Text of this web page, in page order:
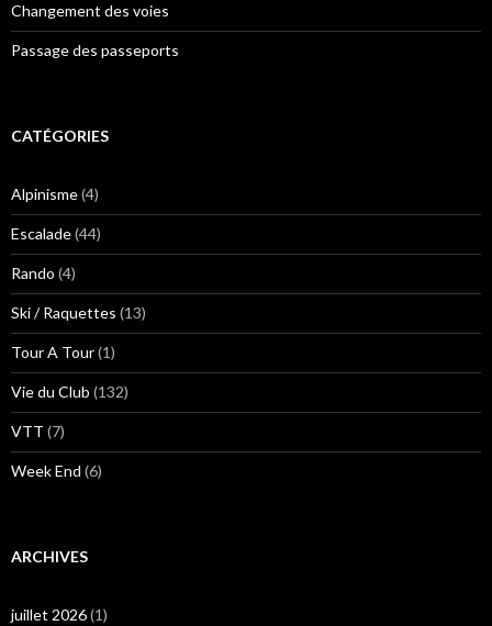
Changement des voies
Passage des passeports
CATÉGORIES
Alpinisme(4)
Escalade(44)
Rando (4)
Ski / Raquettes (13)
Tour A Tour(1)
Vie du Club (132)
VTT (7)
Week End (6)
ARCHIVES
juillet 2026(1)